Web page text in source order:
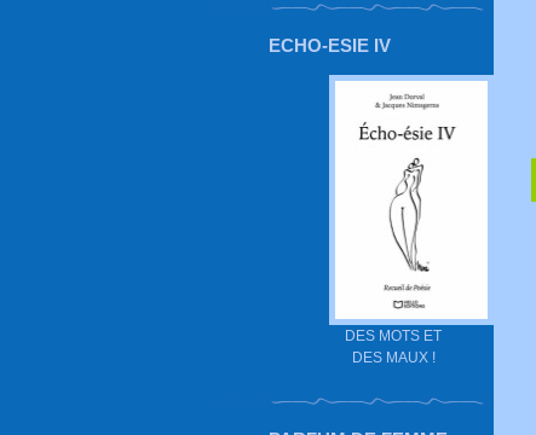
ECHO-ESIE IV
DES MOTS ET
DES MAUX !